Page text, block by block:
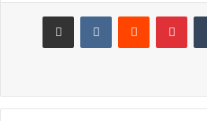
بينتيريست مشاركة عبر البريد